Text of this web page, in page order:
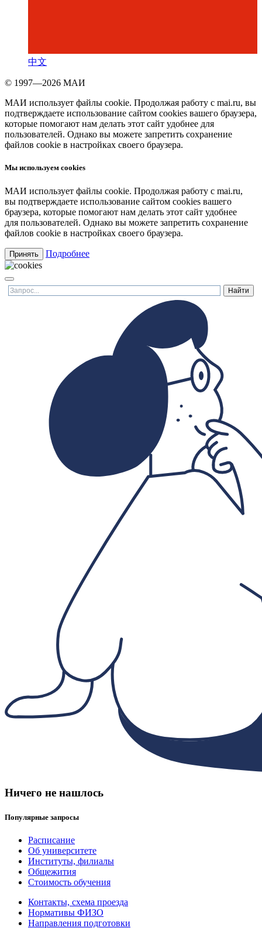
中文
© 1997—2026 МАИ
МАИ использует файлы cookie. Продолжая работу с mai.ru, вы
подтверждаете использование сайтом cookies вашего браузера,
которые помогают нам делать этот сайт удобнее для
пользователей. Однако вы можете запретить сохранение
файлов cookie в настройках своего браузера.
Мы используем cookies
МАИ использует файлы cookie. Продолжая работу с mai.ru,
вы подтверждаете использование сайтом cookies вашего
браузера, которые помогают нам делать этот сайт удобнее
для пользователей. Однако вы можете запретить сохранение
файлов cookie в настройках своего браузера.
Принять Подробнее
Ничего не нашлось
Популярные запросы
Расписание
Об университете
Институты, филиалы
Общежития
Стоимость обучения
Контакты, схема проезда
Нормативы ФИЗО
Направления подготовки